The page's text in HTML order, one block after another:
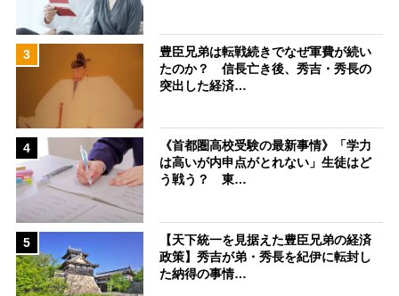
3
豊臣兄弟は転戦続きでなぜ軍費が続い
たのか？ 信長亡き後、秀吉・秀長の
突出した経済…
4
《首都圏高校受験の最新事情》「学力
は高いが内申点がとれない」生徒はど
う戦う？ 東…
5
【天下統一を見据えた豊臣兄弟の経済
政策】秀吉が弟・秀長を紀伊に転封し
た納得の事情…